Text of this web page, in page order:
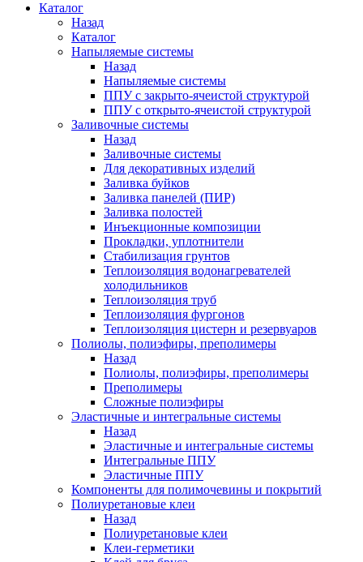
Каталог
Назад
Каталог
Напыляемые системы
Назад
Напыляемые системы
ППУ с закрыто-ячеистой структурой
ППУ с открыто-ячеистой структурой
Заливочные системы
Назад
Заливочные системы
Для декоративных изделий
Заливка буйков
Заливка панелей (ПИР)
Заливка полостей
Инъекционные композиции
Прокладки, уплотнители
Стабилизация грунтов
Теплоизоляция водонагревателей
холодильников
Теплоизоляция труб
Теплоизоляция фургонов
Теплоизоляция цистерн и резервуаров
Полиолы, полиэфиры, преполимеры
Назад
Полиолы, полиэфиры, преполимеры
Преполимеры
Сложные полиэфиры
Эластичные и интегральные системы
Назад
Эластичные и интегральные системы
Интегральные ППУ
Эластичные ППУ
Компоненты для полимочевины и покрытий
Полиуретановые клеи
Назад
Полиуретановые клеи
Клеи-герметики